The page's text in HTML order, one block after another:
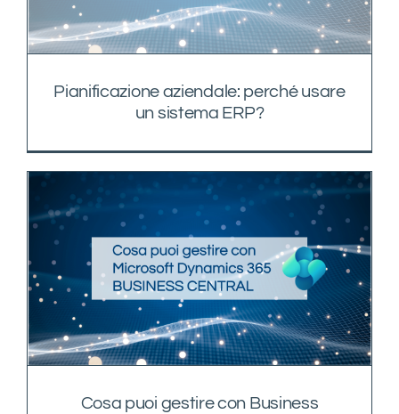
Pianificazione aziendale: perché usare
un sistema ERP?
Cosa puoi gestire con Business